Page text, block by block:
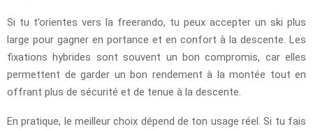
Si tu t’orientes vers la freerando, tu peux accepter un ski plus
large pour gagner en portance et en confort à la descente. Les
fixations hybrides sont souvent un bon compromis, car elles
permettent de garder un bon rendement à la montée tout en
offrant plus de sécurité et de tenue à la descente.
En pratique, le meilleur choix dépend de ton usage réel. Si tu fais